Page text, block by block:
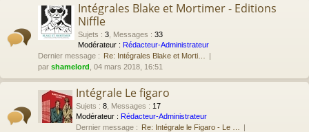
Intégrales Blake et Mortimer - Editions
Niffle
Sujets : 3 Messages : 33
Modérateur : Rédacteur-Administrateur
Dernier message : Re: Intégrales Blake et Morti…
par shamelord , 04 mars 2018, 16:51
Intégrale Le figaro
Sujets : 8 Messages : 17
Modérateur : Rédacteur-Administrateur
Dernier message : Re: Intégrale le Figaro - Le …